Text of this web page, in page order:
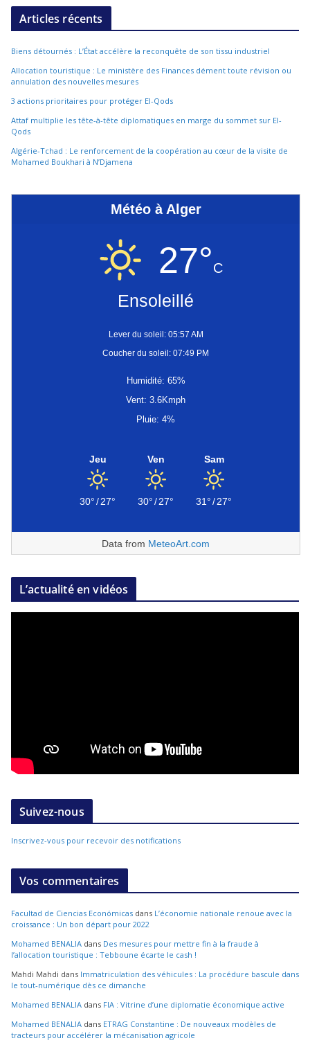
Articles récents
Biens détournés : L’État accélère la reconquête de son tissu industriel
Allocation touristique : Le ministère des Finances dément toute révision ou
annulation des nouvelles mesures
3 actions prioritaires pour protéger El-Qods
Attaf multiplie les tête-à-tête diplomatiques en marge du sommet sur El-
Qods
Algérie-Tchad : Le renforcement de la coopération au cœur de la visite de
Mohamed Boukhari à N’Djamena
Météo à Alger
27°C
Ensoleillé
Lever du soleil: 05:57 AM
Coucher du soleil: 07:49 PM
Humidité: 65%
Vent: 3.6Kmph
Pluie: 4%
Jeu
30°/27°
Ven
30°/27°
Sam
31°/27°
Data from MeteoArt.com
L’actualité en vidéos
Suivez-nous
Inscrivez-vous pour recevoir des notifications
Vos commentaires
Facultad de Ciencias Económicas dans L’économie nationale renoue avec la
croissance : Un bon départ pour 2022
Mohamed BENALIA dans Des mesures pour mettre fin à la fraude à
l’allocation touristique : Tebboune écarte le cash !
Mahdi Mahdi dans Immatriculation des véhicules : La procédure bascule dans
le tout-numérique dès ce dimanche
Mohamed BENALIA dans FIA : Vitrine d’une diplomatie économique active
Mohamed BENALIA dans ETRAG Constantine : De nouveaux modèles de
tracteurs pour accélérer la mécanisation agricole